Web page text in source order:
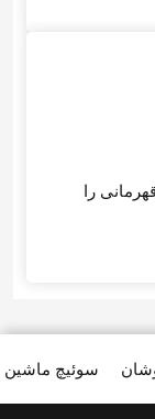
را
سوئیچ ماشین